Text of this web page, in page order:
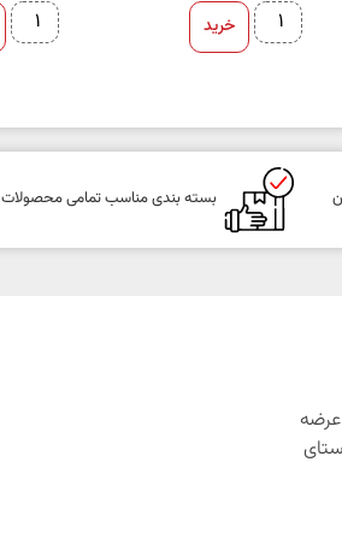
خرید
بسته بندی مناسب تمامی محصولات
با هدف عرضه